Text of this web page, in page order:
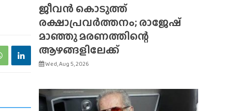
ജീവൻ കൊടുത്ത്
രക്ഷാപ്രവർത്തനം; രാജേഷ്
മാഞ്ഞു മരണത്തിന്റെ
ആഴങ്ങളിലേക്ക്
Wed, Aug 5, 2026